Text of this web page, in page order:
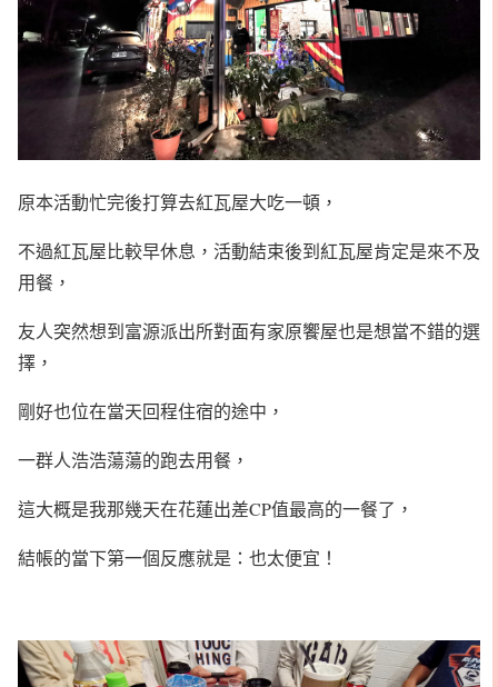
原本活動忙完後打算去紅瓦屋大吃一頓，
不過紅瓦屋比較早休息，活動結束後到紅瓦屋肯定是來不及
用餐，
友人突然想到富源派出所對面有家原饗屋也是想當不錯的選
擇，
剛好也位在當天回程住宿的途中，
一群人浩浩蕩蕩的跑去用餐，
這大概是我那幾天在花蓮出差CP值最高的一餐了，
結帳的當下第一個反應就是：也太便宜！